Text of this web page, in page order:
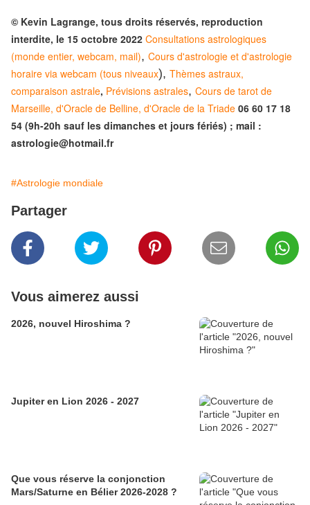
© Kevin Lagrange, tous droits réservés, reproduction
interdite, le 15 octobre 2022 Consultations astrologiques
(monde entier, webcam, mail), Cours d'astrologie et d'astrologie
horaire via webcam (tous niveaux), Thèmes astraux,
comparaison astrale, Prévisions astrales, Cours de tarot de
Marseille, d'Oracle de Belline, d'Oracle de la Triade 06 60 17 18
54 (9h-20h sauf les dimanches et jours fériés) ; mail :
astrologie@hotmail.fr
#Astrologie mondiale
Partager
Vous aimerez aussi
2026, nouvel Hiroshima ?
Jupiter en Lion 2026 - 2027
Que vous réserve la conjonction
Mars/Saturne en Bélier 2026-2028 ?